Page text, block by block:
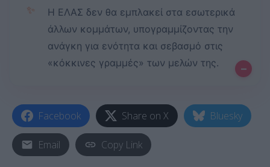
✨
Η ΕΛΑΣ δεν θα εμπλακεί στα εσωτερικά
άλλων κομμάτων, υπογραμμίζοντας την
ανάγκη για ενότητα και σεβασμό στις
«κόκκινες γραμμές» των μελών της.
–
Facebook Share on X Bluesky
Email Copy Link